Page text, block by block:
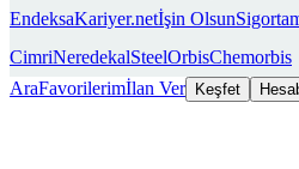
EndeksaKariyer.netİşin Olsun
CimriNeredekalSteelOrbisChemorbis
AraFavorilerimİlan Ver Keşfet